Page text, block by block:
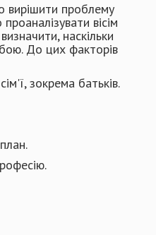
проблему
вісім
наскільки
До цих факторів
зокрема батьків.